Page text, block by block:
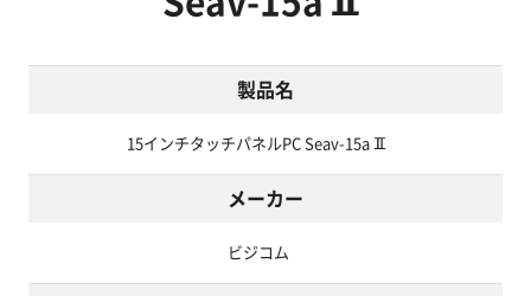
製品名
15インチタッチパネルPC Seav-15aⅡ
メーカー
ビジコム